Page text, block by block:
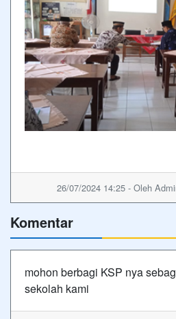
26/07/2024 14:25 - Oleh
Komentar
mohon berbagi KSP nya
sekolah kami